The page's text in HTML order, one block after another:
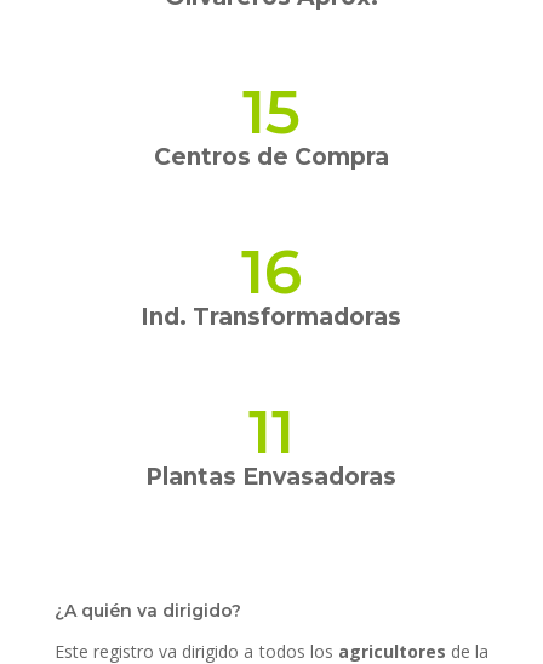
15
Centros de Compra
16
Ind. Transformadoras
11
Plantas Envasadoras
¿A quién va dirigido?
Este registro va dirigido a todos los agricultores de la